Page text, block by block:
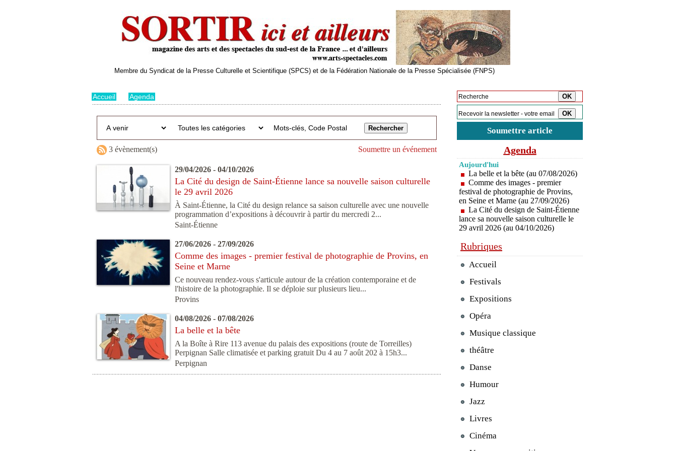
Membre du Syndicat de la Presse Culturelle et Scientifique (SPCS) et de la Fédération Nationale de la Presse Spécialisée (FNPS)
Accueil Agenda
3 évènement(s) Soumettre un événement
29/04/2026 - 04/10/2026
La Cité du design de Saint-Étienne lance sa nouvelle saison culturelle
le 29 avril 2026
À Saint-Étienne, la Cité du design relance sa saison culturelle avec une nouvelle
programmation d’expositions à découvrir à partir du mercredi 2...
Saint-Étienne
27/06/2026 - 27/09/2026
Comme des images - premier festival de photographie de Provins, en
Seine et Marne
Ce nouveau rendez-vous s'articule autour de la création contemporaine et de
l'histoire de la photographie. Il se déploie sur plusieurs lieu...
Provins
04/08/2026 - 07/08/2026
La belle et la bête
A la Boîte à Rire 113 avenue du palais des expositions (route de Torreilles)
Perpignan Salle climatisée et parking gratuit Du 4 au 7 août 202 à 15h3...
Perpignan
Soumettre article
Agenda
Aujourd'hui
La belle et la bête (au 07/08/2026)
Comme des images - premier
festival de photographie de Provins,
en Seine et Marne (au 27/09/2026)
La Cité du design de Saint-Étienne
lance sa nouvelle saison culturelle le
29 avril 2026 (au 04/10/2026)
Rubriques
Accueil
Festivals
Expositions
Opéra
Musique classique
théâtre
Danse
Humour
Jazz
Livres
Cinéma